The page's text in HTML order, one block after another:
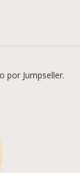
por Jumpseller.